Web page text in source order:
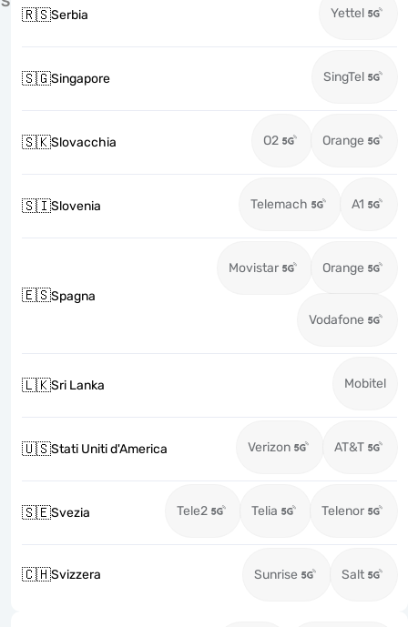
🇷🇸Serbia Yettel
🇸🇬Singapore SingTel
🇸🇰Slovacchia O2 Orange
🇸🇮Slovenia Telemach A1
🇪🇸Spagna
Movistar Orange
Vodafone
🇱🇰Sri Lanka Mobitel
🇺🇸Stati Uniti d'America Verizon AT&T
🇸🇪Svezia Tele2 Telia Telenor
🇨🇭Svizzera Sunrise Salt